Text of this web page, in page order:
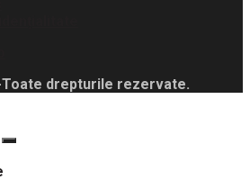
drepturile rezervate.